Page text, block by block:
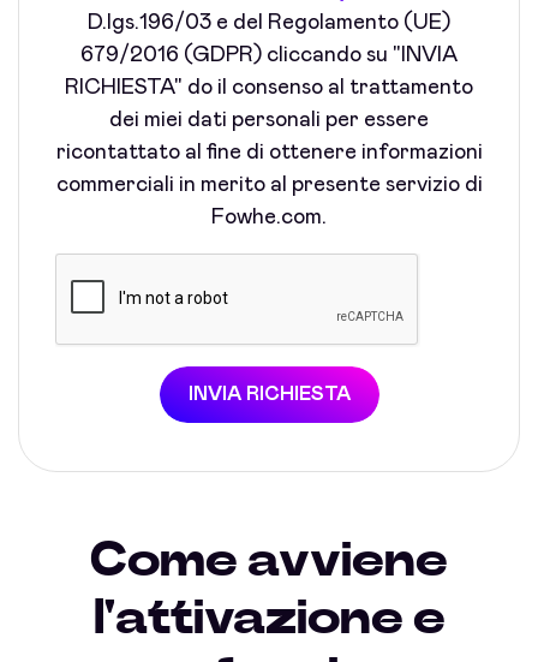
D.lgs.196/03 e del Regolamento (UE)
679/2016 (GDPR) cliccando su "INVIA
RICHIESTA" do il consenso al trattamento
dei miei dati personali per essere
ricontattato al fine di ottenere informazioni
commerciali in merito al presente servizio di
Fowhe.com.
INVIA RICHIESTA
Come avviene
l'attivazione e